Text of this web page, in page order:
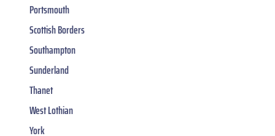
Portsmouth
Scottish Borders
Southampton
Sunderland
Thanet
West Lothian
York